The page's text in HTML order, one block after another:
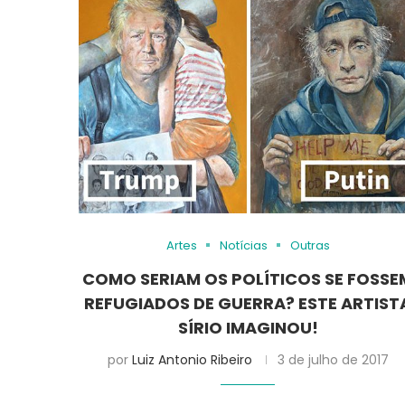
Artes Notícias Outras
COMO SERIAM OS POLÍTICOS SE
REFUGIADOS DE GUERRA? ESTE
SÍRIO IMAGINOU!
por Luiz Antonio Ribeiro 3 de julho de 2017